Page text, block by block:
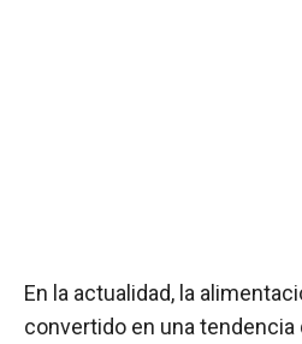
En la actualidad, la
convertido en una tendencia